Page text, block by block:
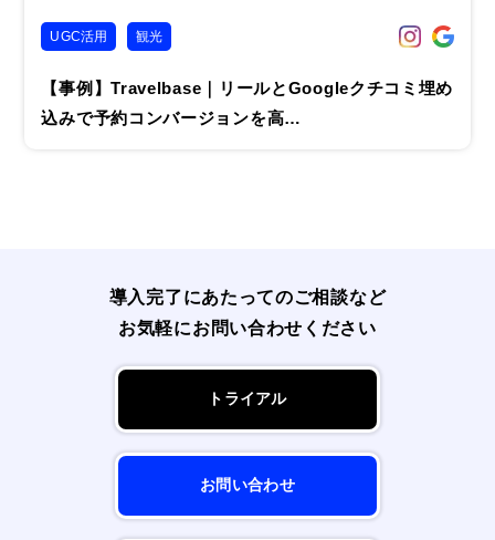
UGC活用 観光
【事例】Travelbase｜リールとGoogleクチコミ埋め
込みで予約コンバージョンを高…
導入完了にあたってのご相談など
お気軽にお問い合わせください
トライアル
お問い合わせ